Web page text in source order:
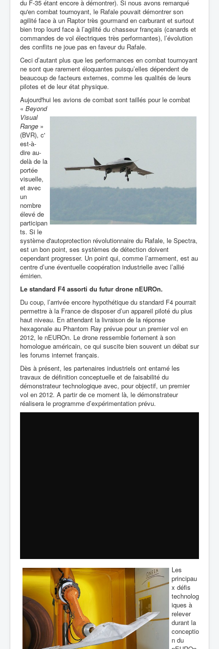
du F-35 étant encore à démontrer). Si nous avons remarqué
qu'en combat tournoyant, le Rafale pouvait démontrer son
agilité face à un Raptor très gourmand en carburant et surtout
bien trop lourd face à l’agilité du chasseur français (canards et
commandes de vol électriques très performantes), l’évolution
des conflits ne joue pas en faveur du Rafale.
Ceci d’autant plus que les performances en combat tournoyant
ne sont que rarement éloquantes puisqu’elles dépendent de
beaucoup de facteurs externes, comme les qualités de leurs
pilotes et de leur état physique.
Aujourd'hui les avions de combat sont taillés pour le combat
« Beyond
Visual
Range »
(BVR), c'
est-à-
dire au-
delà de la
portée
visuelle,
et avec
un
nombre
élevé de
participan
ts. Si le
système d'autoprotection révolutionnaire du Rafale, le Spectra,
est un bon point, ses systèmes de détection doivent
cependant progresser. Un point qui, comme l’armement, est au
centre d’une éventuelle coopération industrielle avec l’allié
émirien.
Le standard F4 assorti du futur drone nEUROn.
Du coup, l’arrivée encore hypothétique du standard F4 pourrait
permettre à la France de disposer d’un appareil piloté du plus
haut niveau. En attendant la livraison de la réponse
hexagonale au Phantom Ray prévue pour un premier vol en
2012, le nEUROn. Le drone ressemble fortement à son
homologue américain, ce qui suscite bien souvent un débat sur
les forums internet français.
Dès à présent, les partenaires industriels ont entamé les
travaux de définition conceptuelle et de faisabilité du
démonstrateur technologique avec, pour objectif, un premier
vol en 2012. A partir de ce moment là, le démonstrateur
réalisera le programme d’expérimentation prévu.
Les
principau
x défis
technolog
iques à
relever
durant la
conceptio
n du